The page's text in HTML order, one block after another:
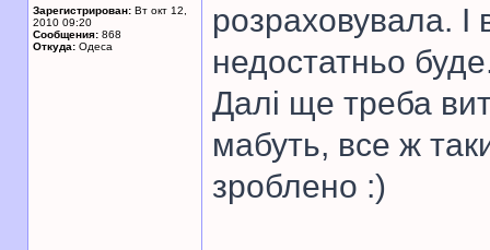
Зарегистрирован: Вт окт 12,
2010 09:20
Сообщения: 868
Откуда: Одеса
розраховувала.
недостатньо
Далі ще треба
мабуть, все ж
зроблено :)